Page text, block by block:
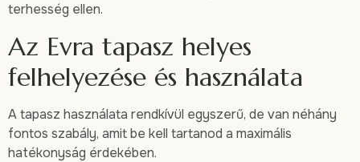
terhesség ellen.
Az Evra tapasz helyes
felhelyezése és használata
A tapasz használata rendkívül egyszerű, de van néhány
fontos szabály, amit be kell tartanod a maximális
hatékonyság érdekében.